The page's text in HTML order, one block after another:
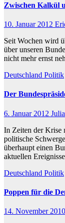
Zwischen Kalkül
10. Januar 2012
Seit Wochen wird
über unseren
nicht mehr ernst
Deutschland Politik
Der
6. Januar 2012
In Zeiten der Krise
politische
überhaupt einen
aktuellen
Deutschland Politik
Poppen für die
14. November 2010